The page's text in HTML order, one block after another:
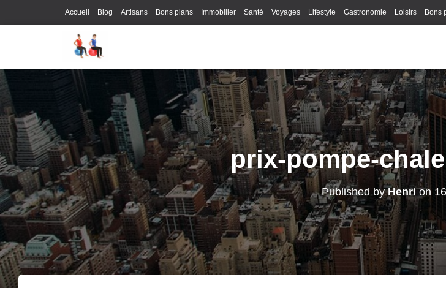
Accueil Blog Artisans Bons plans Immobilier Santé Voyages Lifestyle Gastronomie Loisirs Bons
prix-pompe-
Published byHenrion